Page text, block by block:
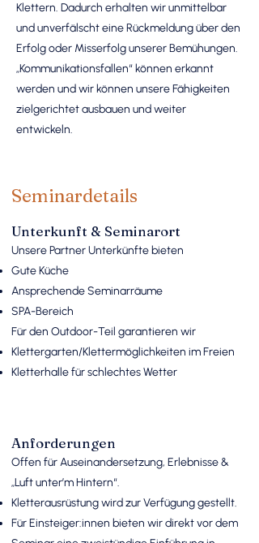
Klettern. Dadurch erhalten wir unmittelbar
und unverfälscht eine Rückmeldung über den
Erfolg oder Misserfolg unserer Bemühungen.
„Kommunikationsfallen“ können erkannt
werden und wir können unsere Fähigkeiten
zielgerichtet ausbauen und weiter
entwickeln.
Seminardetails
Unterkunft & Seminarort
Unsere Partner Unterkünfte bieten
Gute Küche
Ansprechende Seminarräume
SPA-Bereich
Für den Outdoor-Teil garantieren wir
Klettergarten/Klettermöglichkeiten im Freien
Kletterhalle für schlechtes Wetter
Anforderungen
Offen für Auseinandersetzung, Erlebnisse &
„Luft unter’m Hintern“.
Kletterausrüstung wird zur Verfügung gestellt.
Für Einsteiger:innen bieten wir direkt vor dem